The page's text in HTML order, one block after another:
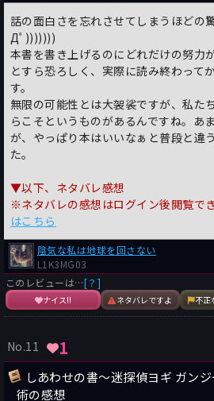
話の面白さを忘れさせてしまうほどの
Дﾟ)))))))
本書を書き上げるのにどれだけの努力
とすら恐ろしく、実際に読み終わって
す。
無限の可能性とは大袈裟ですが、私た
らこそというものがあるんですね。あ
が、やっぱり本はいいなぁと普段と違
た。
▼以下、ネタバレ感想
※ネタバレの感想はログイン後閲覧で
はこちら
陰気な私は地球を回さない
L1K3MG03
このレビューは…[？]
ナイス!! ネタバレですよ 不正
No.11 1
しあわせの書〜迷探偵ヨギ ガン
術の感想